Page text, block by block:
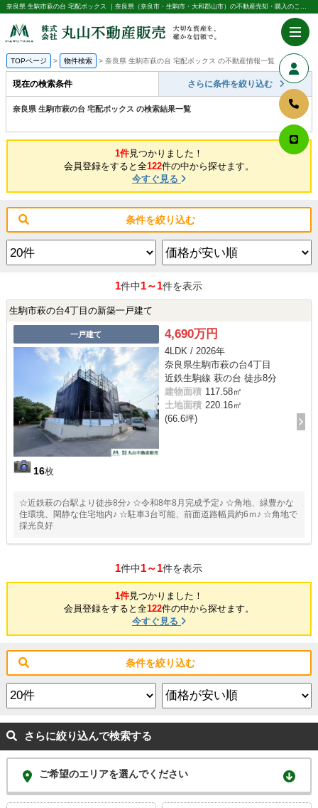
奈良県 生駒市萩の台 宅配ボックス ｜奈良県（奈良市・生駒市・大和郡山市）の不動産売却・購入のことなら株式会社丸山不動産販売
TOPページ 物件検索 奈良県 生駒市萩の台 宅配ボックス の不動産情報一覧
現在の検索条件 さらに条件を絞り込む
奈良県 生駒市萩の台 宅配ボックス の検索結果一覧
1件見つかりました！
会員登録をすると全122件の中から探せます。
今すぐ見る
条件を絞り込む
1件中1～1件を表示
生駒市萩の台4丁目の新築一戸建て
一戸建て
16枚
4,690万円
4LDK / 2026年
奈良県生駒市萩の台4丁目
近鉄生駒線 萩の台 徒歩8分
建物面積 117.58㎡
土地面積 220.16㎡
(66.6坪)
☆近鉄萩の台駅より徒歩8分♪ ☆令和8年8月完成予定♪ ☆角地、緑豊かな
住環境、閑静な住宅地内♪ ☆駐車3台可能、前面道路幅員約6ｍ♪ ☆角地で
採光良好
1件中1～1件を表示
1件見つかりました！
会員登録をすると全122件の中から探せます。
今すぐ見る
条件を絞り込む
さらに絞り込んで検索する
ご希望のエリアを選んでください